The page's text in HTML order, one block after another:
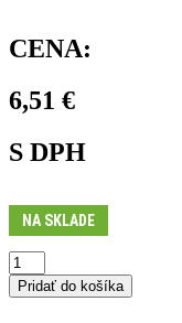
CENA:
6,51 €
S DPH
NA SKLADE
množstvo
Duša
AV9S
Pridať do košíka